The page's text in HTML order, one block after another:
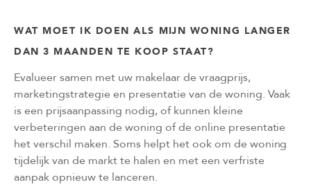
WAT MOET IK DOEN ALS MIJN WONING LANGER
DAN 3 MAANDEN TE KOOP STAAT?
Evalueer samen met uw makelaar de vraagprijs,
marketingstrategie en presentatie van de woning. Vaak
is een prijsaanpassing nodig, of kunnen kleine
verbeteringen aan de woning of de online presentatie
het verschil maken. Soms helpt het ook om de woning
tijdelijk van de markt te halen en met een verfriste
aanpak opnieuw te lanceren.